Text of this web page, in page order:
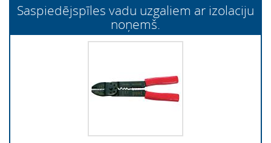
Saspiedējspīles vadu uzgaliem ar izolaciju
noņemš.